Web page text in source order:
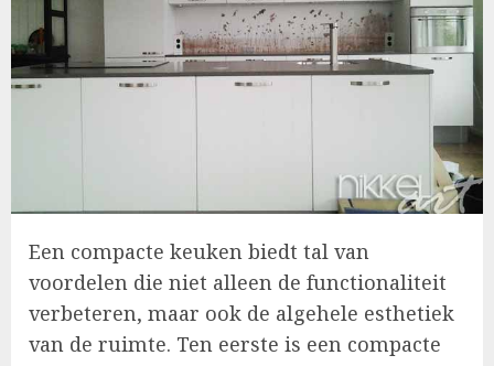
Een compacte keuken biedt tal van
voordelen die niet alleen de functionaliteit
verbeteren, maar ook de algehele esthetiek
van de ruimte. Ten eerste is een compacte